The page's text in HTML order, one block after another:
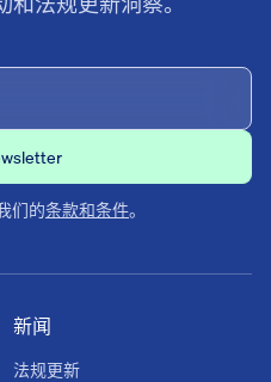
们的条款和条件。
新闻
法规更新